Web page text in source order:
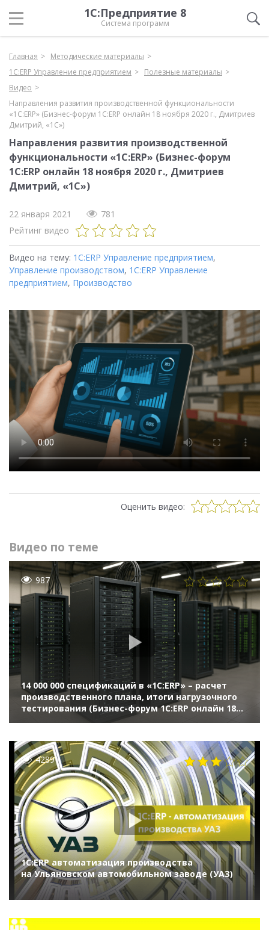
1С:Предприятие 8
Система программ
Главная
Методические материалы
1С:ERP Управление предприятием
Полезные материалы
Видео
Направления развития производственной функциональности
«1С:ERP» (Бизнес-форум 1С:ERP онлайн 18 ноября 2020 г., Дмитриев
Дмитрий, «1С»)
Направления развития производственной
функциональности «1С:ERP» (Бизнес-форум
1С:ERP онлайн 18 ноября 2020 г., Дмитриев
Дмитрий, «1С»)
22 января 2021
781
Рейтинг видео
Видео на тему: 1С:ERP Управление предприятием,
Управление производством, 1С:ERP Управление
предприятием, Производство
Оценить видео:
Видео по теме
987
14 000 000 спецификаций в «1С:ERP» – расчет
производственного плана, итоги нагрузочного
тестирования (Бизнес-форум 1С:ERP онлайн 18
ноября 2020 г., Кислов Алексей, «1С»)
4289
1С:ERP автоматизация производства
на Ульяновском автомобильном заводе (УАЗ)